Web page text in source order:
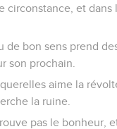
circonstance, et dans
de bon sens prend
son prochain.
aime la
la ruine.
pas le bonheur,